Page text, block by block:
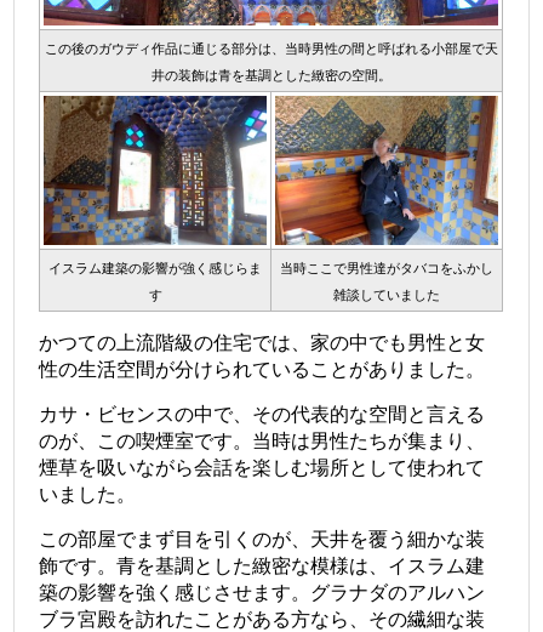
この後のガウディ作品に通じる部分は、当時男性の間と呼ばれる小部屋で天
井の装飾は青を基調とした緻密の空間。
イスラム建築の影響が強く感じらま
す
当時ここで男性達がタバコをふかし
雑談していました
かつての上流階級の住宅では、家の中でも男性と女
性の生活空間が分けられていることがありました。
カサ・ビセンスの中で、その代表的な空間と言える
のが、この喫煙室です。当時は男性たちが集まり、
煙草を吸いながら会話を楽しむ場所として使われて
いました。
この部屋でまず目を引くのが、天井を覆う細かな装
飾です。青を基調とした緻密な模様は、イスラム建
築の影響を強く感じさせます。グラナダのアルハン
ブラ宮殿を訪れたことがある方なら、その繊細な装